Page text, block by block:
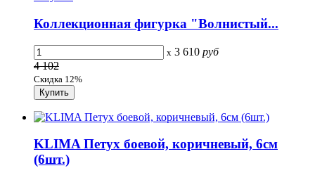
Коллекционная фигурка "Волнистый...
x 3 610 руб
4 102
Скидка 12%
KLIMA Петух боевой, коричневый, 6см
(6шт.)